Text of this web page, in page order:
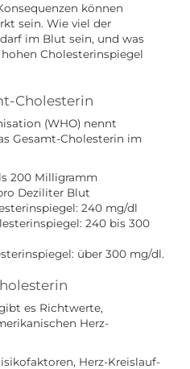
können
sein. Wie viel der
im Blut sein, und was
Cholesterinspiegel
Cholesterin
(WHO) nennt
Gesamt-Cholesterin im
200 Milligramm
Deziliter Blut
240 mg/dl
240 bis 300
über 300 mg/dl.
es Richtwerte,
Herz-
Herz-Kreislauf-